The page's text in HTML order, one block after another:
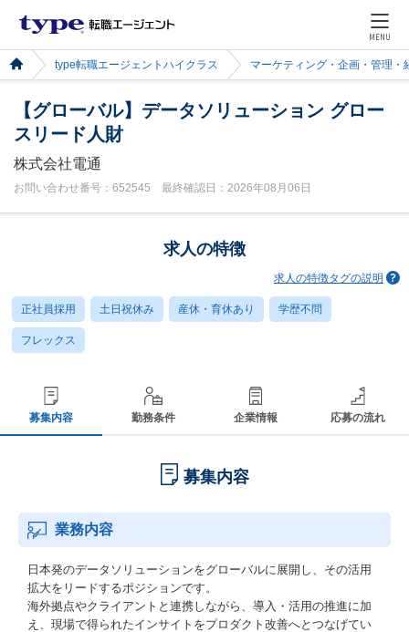
MENU
type転職エージェントハイクラス マーケティング・企画・管理・
【グローバル】データソリューション グロー
スリード人財
株式会社電通
お問い合わせ番号：652545 最終確認日：2026年08月06日
求人の特徴
求人の特徴タグの説明
正社員採用 土日祝休み 産休・育休あり 学歴不問
フレックス
募集内容 勤務条件 企業情報 応募の流れ
募集内容
業務内容
日本発のデータソリューションをグローバルに展開し、その活用
拡大をリードするポジションです。
海外拠点やクライアントと連携しながら、導入・活用の推進に加
え、現場で得られたインサイトをプロダクト改善へとつなげてい